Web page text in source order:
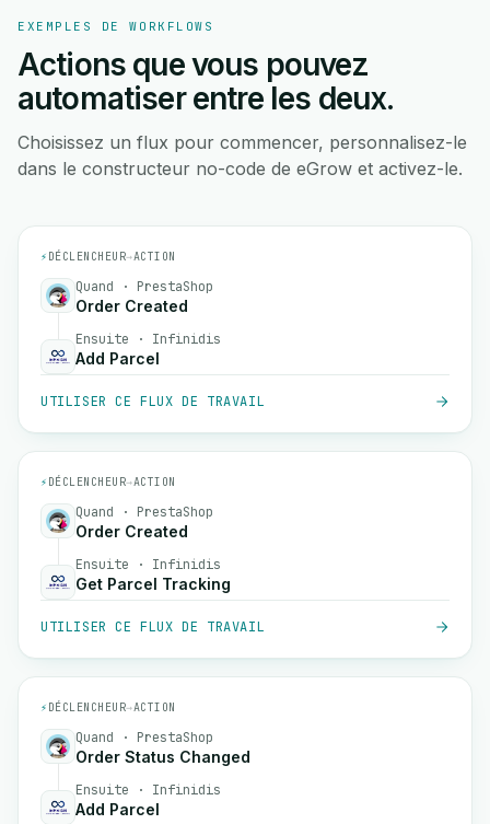
EXEMPLES DE WORKFLOWS
Actions que vous pouvez
automatiser entre les deux.
Choisissez un flux pour commencer, personnalisez-le
dans le constructeur no-code de eGrow et activez-le.
⚡ DÉCLENCHEUR→ACTION
Quand · PrestaShop
Order Created
Ensuite · Infinidis
Add Parcel
UTILISER CE FLUX DE TRAVAIL
⚡ DÉCLENCHEUR→ACTION
Quand · PrestaShop
Order Created
Ensuite · Infinidis
Get Parcel Tracking
UTILISER CE FLUX DE TRAVAIL
⚡ DÉCLENCHEUR→ACTION
Quand · PrestaShop
Order Status Changed
Ensuite · Infinidis
Add Parcel